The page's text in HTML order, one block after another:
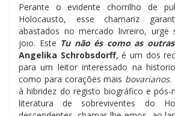
Perante o evidente chorrilho de
Holocausto, esse chamariz
abastados no mercado livreiro,
joio. Este Tu não és como as
Angelika Schrobsdorff,é um dos
para um leitor interessado na
como para corações mais bovarianos.
à hibridez do registo biográfico e
literatura de sobreviventes do